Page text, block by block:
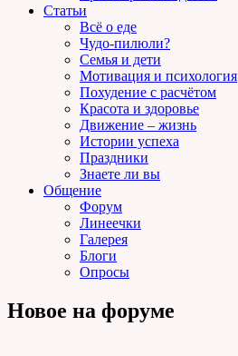
Статьи
Всё о еде
Чудо-пилюли?
Семья и дети
Мотивация и психология
Похудение с расчётом
Красота и здоровье
Движение – жизнь
Истории успеха
Праздники
Знаете ли вы
Общение
Форум
Линеечки
Галерея
Блоги
Опросы
Новое на форуме